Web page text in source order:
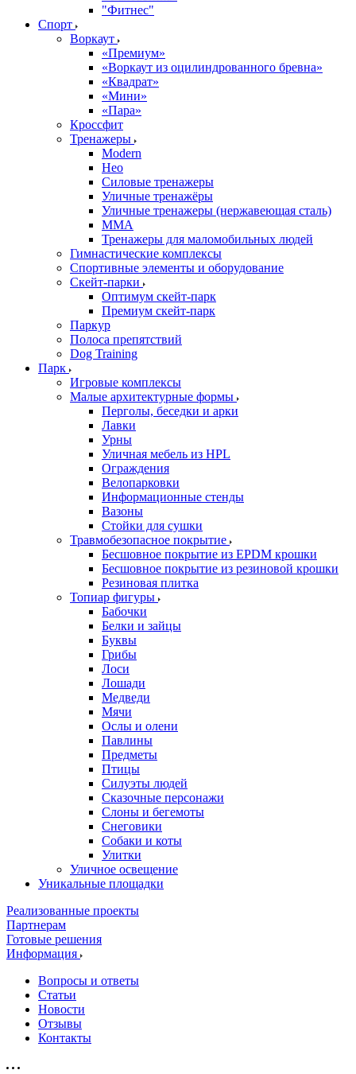
"Фитнес"
Спорт
Воркаут
«Премиум»
«Воркаут из оцилиндрованного бревна»
«Квадрат»
«Мини»
«Пара»
Кроссфит
Тренажеры
Modern
Нео
Силовые тренажеры
Уличные тренажёры
Уличные тренажеры (нержавеющая сталь)
ММА
Тренажеры для маломобильных людей
Гимнастические комплексы
Спортивные элементы и оборудование
Скейт-парки
Оптимум скейт-парк
Премиум скейт-парк
Паркур
Полоса препятствий
Dog Training
Парк
Игровые комплексы
Малые архитектурные формы
Перголы, беседки и арки
Лавки
Урны
Уличная мебель из HPL
Ограждения
Велопарковки
Информационные стенды
Вазоны
Стойки для сушки
Травмобезопасное покрытие
Бесшовное покрытие из EPDM крошки
Бесшовное покрытие из резиновой крошки
Резиновая плитка
Топиар фигуры
Бабочки
Белки и зайцы
Буквы
Грибы
Лоси
Лошади
Медведи
Мячи
Ослы и олени
Павлины
Предметы
Птицы
Силуэты людей
Сказочные персонажи
Слоны и бегемоты
Снеговики
Собаки и коты
Улитки
Уличное освещение
Уникальные площадки
Реализованные проекты
Партнерам
Готовые решения
Информация
Вопросы и ответы
Статьи
Новости
Отзывы
Контакты